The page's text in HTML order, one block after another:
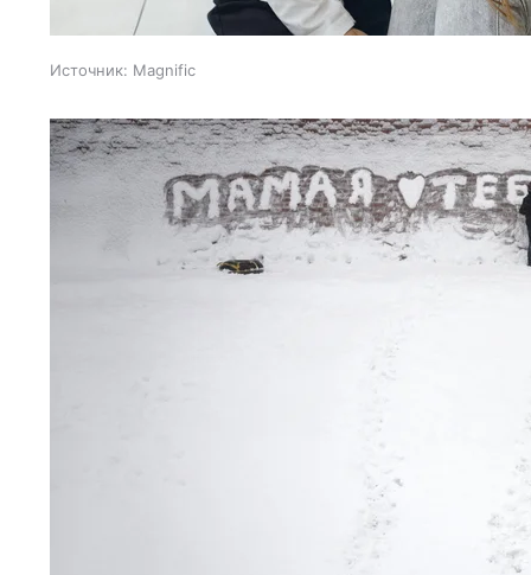
Источник: Magnific